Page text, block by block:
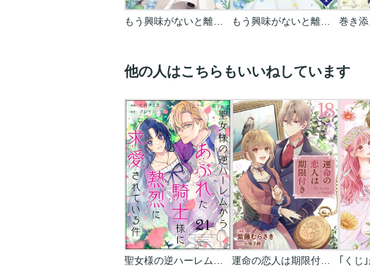
もう興味がないと離婚された令嬢の意外と楽しい新生活 もう興味がないと離婚された令嬢の意外と楽しい新生活【単話】
他の人はこちらもいいねしています